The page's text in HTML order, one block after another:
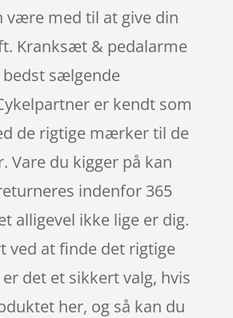
være med til at give din
Kranksæt & pedalarme
sælgende
er kendt som
de rigtige mærker til de
Vare du kigger på kan
indenfor 365
alligevel ikke lige er dig.
ved at finde det rigtige
det et sikkert valg, hvis
her, og så kan du